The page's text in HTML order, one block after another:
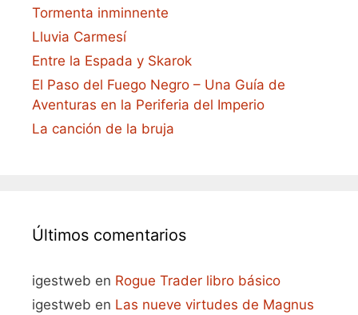
Tormenta inminnente
Lluvia Carmesí
Entre la Espada y Skarok
El Paso del Fuego Negro – Una Guía de
Aventuras en la Periferia del Imperio
La canción de la bruja
Últimos comentarios
igestweb en Rogue Trader libro básico
igestweb en Las nueve virtudes de Magnus